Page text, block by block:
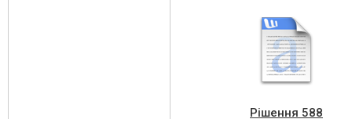
Рішення 588